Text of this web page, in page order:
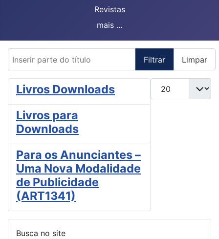
Revistas
mais ...
Inserir parte do título
Filtrar Limpar
Mostrar #
Livros Downloads
Livros para
Downloads
Para os Anunciantes –
Uma Nova Modalidade
de Publicidade
(ART1341)
Busca no site